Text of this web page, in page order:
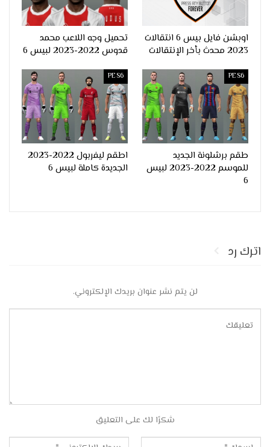
اوبشن فايل بيس 6 انتقالات
2023 محدث بأخر الإنتقالات
تحميل وجه اللاعب محمد
قدوس 2022-2023 لبيس 6
PES6
طقم برشلونة الجديد
للموسم 2022-2023 لبيس
6
PES6
اطقم ليفربول 2022-2023
الجديدة كاملة لبيس 6
اترك رد
لن يتم نشر عنوان بريدك الإلكتروني.
شكرًا لك على التعليق